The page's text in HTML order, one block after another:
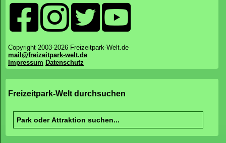
Copyright 2003-2026 Freizeitpark-Welt.de
mail@freizeitpark-welt.de
Impressum Datenschutz
Freizeitpark-Welt durchsuchen